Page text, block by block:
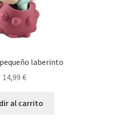
laberinto
14,99 €
al carrito